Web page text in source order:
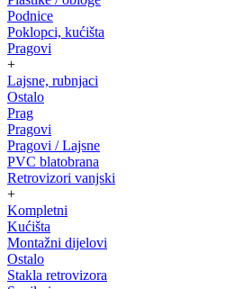
Podnice
Poklopci, kućišta
Pragovi
+
Lajsne, rubnjaci
Ostalo
Prag
Pragovi
Pragovi / Lajsne
PVC blatobrana
Retrovizori vanjski
+
Kompletni
Kućišta
Montažni dijelovi
Ostalo
Stakla retrovizora